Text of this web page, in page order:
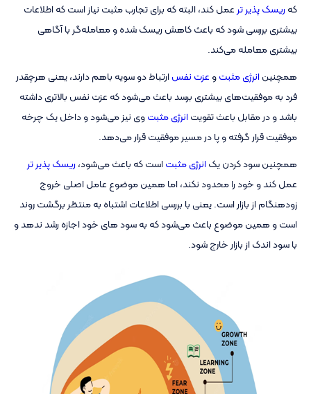
کهریسک پذیر تر عمل کند، البته که برای تجارب مثبت نیاز است که اطلاعات
بیشتری بررسی شود که باعث کاهش ریسک شده و معامله‌گر با آگاهی
بیشتری معامله می‌کند.
همچنینانرژی مثبتو عزت نفسارتباط دو سویه باهم دارند، یعنی هرچقدر
فرد به موفقیت‌های بیشتری برسد باعث می‌شود که عزت نفس بالاتری داشته
باشد و در مقابل باعث تقویتانرژی مثبتوی نیز می‌شود و داخل یک چرخه
موفقیت قرار گرفته و پا در مسیر موفقیت قرار می‌دهد.
همچنین سود کردن یکانرژی مثبتاست که باعث می‌شود،ریسک پذیر تر
عمل کند و خود را محدود نکند، اما همین موضوع عامل اصلی خروج
زودهنگام از بازار است. یعنی با بررسی اطلاعات اشتباه به منتظر برگشت روند
است و همین موضوع باعث می‌شود که به سود های خود اجازه رشد ندهد و
با سود اندک از بازار خارج شود.